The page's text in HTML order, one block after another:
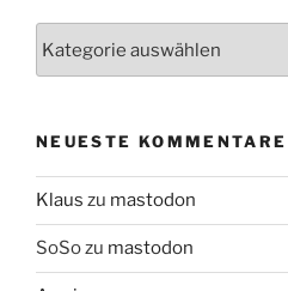
NEUESTE KOMMENTARE
Klaus zu mastodon
SoSozu mastodon